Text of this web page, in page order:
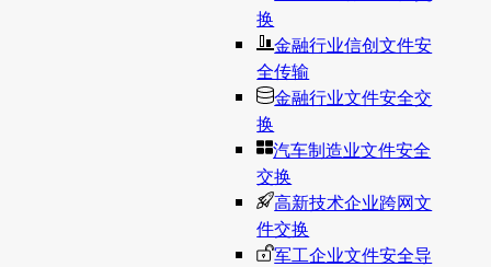
换
金融行业信创文件安
全传输
金融行业文件安全交
换
汽车制造业文件安全
交换
高新技术企业跨网文
件交换
军工企业文件安全导